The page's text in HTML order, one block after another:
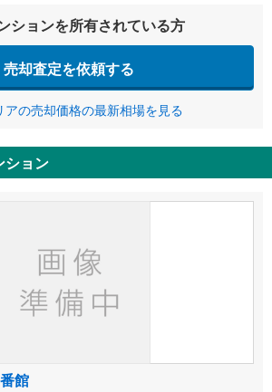
ションを所有されている方
売却査定を依頼する
アの売却価格の最新相場を見る
ション
館